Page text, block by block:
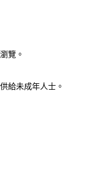
覽。
給未成年人士。